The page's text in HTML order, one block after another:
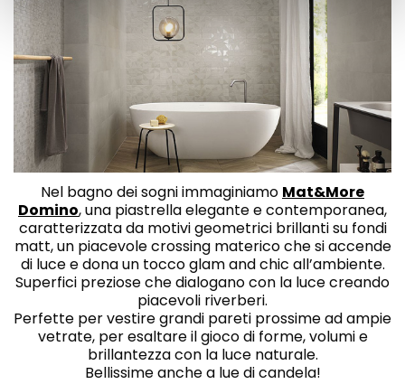
Nel bagno dei sogni immaginiamo Mat&More
Domino, una piastrella elegante e contemporanea,
caratterizzata da motivi geometrici brillanti su fondi
matt, un piacevole crossing materico che si accende
di luce e dona un tocco glam and chic all’ambiente.
Superfici preziose che dialogano con la luce creando
piacevoli riverberi.
Perfette per vestire grandi pareti prossime ad ampie
vetrate, per esaltare il gioco di forme, volumi e
brillantezza con la luce naturale.
Bellissime anche a lue di candela!